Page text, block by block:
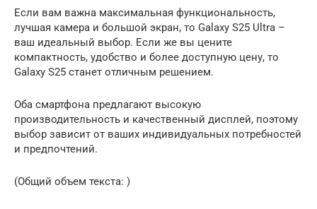
Если вам важна максимальная функциональность,
лучшая камера и большой экран, то Galaxy S25 Ultra –
ваш идеальный выбор. Если же вы цените
компактность, удобство и более доступную цену, то
Galaxy S25 станет отличным решением.
Оба смартфона предлагают высокую
производительность и качественный дисплей, поэтому
выбор зависит от ваших индивидуальных потребностей
и предпочтений.
(Общий объем текста: )